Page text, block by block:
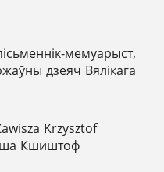
мемуарыст,
дзеяч Вялікага
Krzysztof
Кшиштоф